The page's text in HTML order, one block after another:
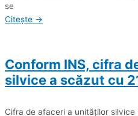
se
Citește →
Conform INS, cifra
silvice a scăzut cu
Cifra de afaceri a unităţilor